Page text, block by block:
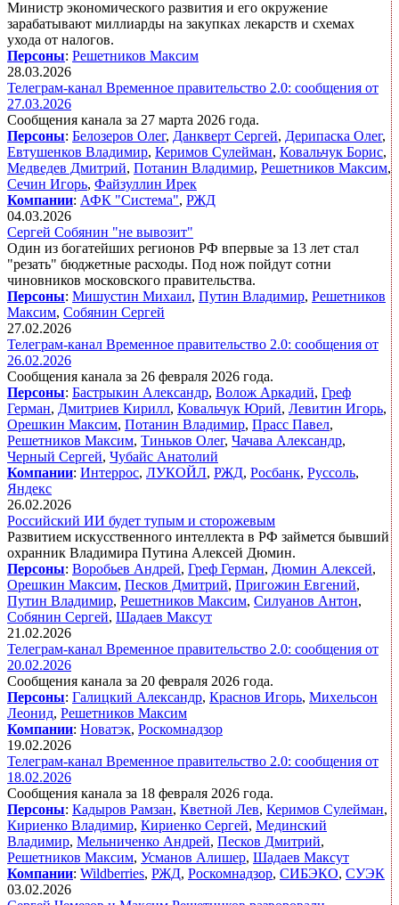
Министр экономического развития и его окружение
зарабатывают миллиарды на закупках лекарств и схемах
ухода от налогов.
Персоны: Решетников Максим
28.03.2026
Телеграм-канал Временное правительство 2.0: сообщения от
27.03.2026
Сообщения канала за 27 марта 2026 года.
Персоны: Белозеров Олег, Данкверт Сергей, Дерипаска Олег,
Евтушенков Владимир, Керимов Сулейман, Ковальчук Борис,
Медведев Дмитрий, Потанин Владимир, Решетников Максим,
Сечин Игорь, Файзуллин Ирек
Компании: АФК "Система", РЖД
04.03.2026
Сергей Собянин "не вывозит"
Один из богатейших регионов РФ впервые за 13 лет стал
"резать" бюджетные расходы. Под нож пойдут сотни
чиновников московского правительства.
Персоны: Мишустин Михаил, Путин Владимир, Решетников
Максим, Собянин Сергей
27.02.2026
Телеграм-канал Временное правительство 2.0: сообщения от
26.02.2026
Сообщения канала за 26 февраля 2026 года.
Персоны: Бастрыкин Александр, Волож Аркадий, Греф
Герман, Дмитриев Кирилл, Ковальчук Юрий, Левитин Игорь,
Орешкин Максим, Потанин Владимир, Прасс Павел,
Решетников Максим, Тиньков Олег, Чачава Александр,
Черный Сергей, Чубайс Анатолий
Компании: Интеррос, ЛУКОЙЛ, РЖД, Росбанк, Руссоль,
Яндекс
26.02.2026
Российский ИИ будет тупым и сторожевым
Развитием искусственного интеллекта в РФ займется бывший
охранник Владимира Путина Алексей Дюмин.
Персоны: Воробьев Андрей, Греф Герман, Дюмин Алексей,
Орешкин Максим, Песков Дмитрий, Пригожин Евгений,
Путин Владимир, Решетников Максим, Силуанов Антон,
Собянин Сергей, Шадаев Максут
21.02.2026
Телеграм-канал Временное правительство 2.0: сообщения от
20.02.2026
Сообщения канала за 20 февраля 2026 года.
Персоны: Галицкий Александр, Краснов Игорь, Михельсон
Леонид, Решетников Максим
Компании: Новатэк, Роскомнадзор
19.02.2026
Телеграм-канал Временное правительство 2.0: сообщения от
18.02.2026
Сообщения канала за 18 февраля 2026 года.
Персоны: Кадыров Рамзан, Кветной Лев, Керимов Сулейман,
Кириенко Владимир, Кириенко Сергей, Мединский
Владимир, Мельниченко Андрей, Песков Дмитрий,
Решетников Максим, Усманов Алишер, Шадаев Максут
Компании: Wildberries, РЖД, Роскомнадзор, СИБЭКО, СУЭК
03.02.2026